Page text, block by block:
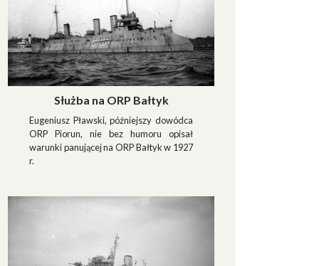
Służba na ORP Bałtyk
Eugeniusz Pławski, późniejszy dowódca
ORP Piorun, nie bez humoru opisał
warunki panującej na ORP Bałtyk w 1927
r.